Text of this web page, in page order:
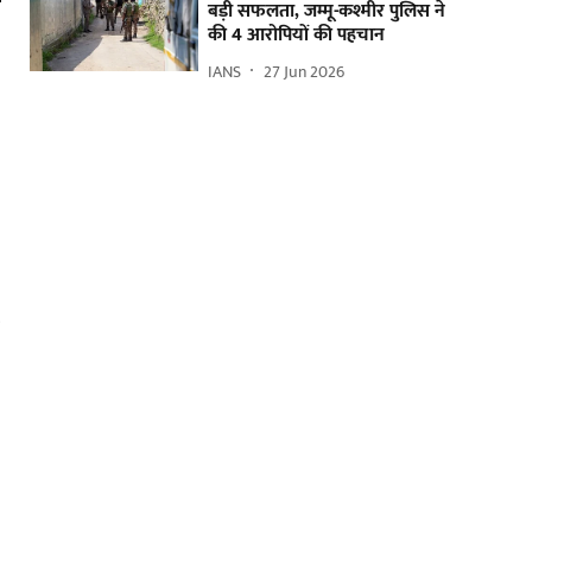
बड़ी सफलता, जम्मू-कश्मीर पुलिस ने
की 4 आरोपियों की पहचान
IANS 27 Jun 2026